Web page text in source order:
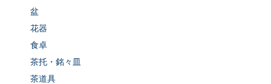
盆
花器
食卓
茶托・銘々皿
茶道具